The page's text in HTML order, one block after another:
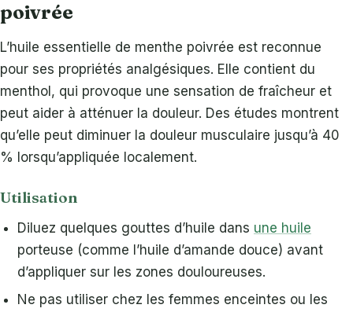
poivrée
L’huile essentielle de menthe poivrée est reconnue
pour ses propriétés analgésiques. Elle contient du
menthol, qui provoque une sensation de fraîcheur et
peut aider à atténuer la douleur. Des études montrent
qu’elle peut diminuer la douleur musculaire jusqu’à 40
% lorsqu’appliquée localement.
Utilisation
Diluez quelques gouttes d’huile dans une huile
porteuse (comme l’huile d’amande douce) avant
d’appliquer sur les zones douloureuses.
Ne pas utiliser chez les femmes enceintes ou les